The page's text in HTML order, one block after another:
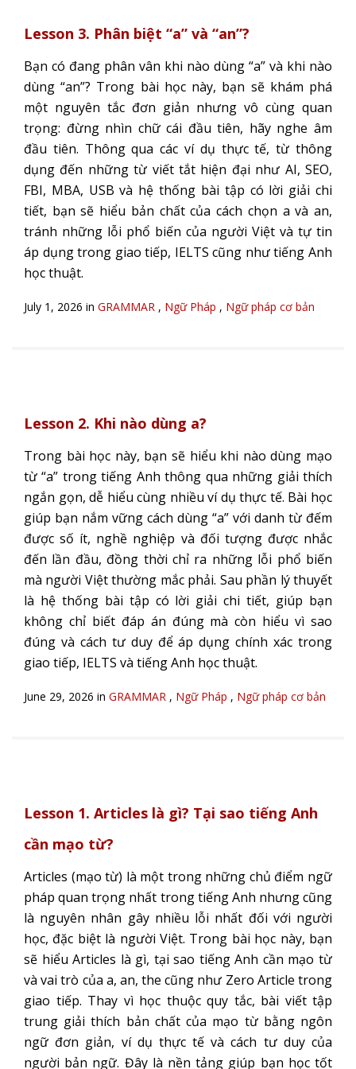
Lesson 3. Phân biệt “a” và “an”?
Bạn có đang phân vân khi nào dùng “a” và khi nào
dùng “an”? Trong bài học này, bạn sẽ khám phá
một nguyên tắc đơn giản nhưng vô cùng quan
trọng: đừng nhìn chữ cái đầu tiên, hãy nghe âm
đầu tiên. Thông qua các ví dụ thực tế, từ thông
dụng đến những từ viết tắt hiện đại như AI, SEO,
FBI, MBA, USB và hệ thống bài tập có lời giải chi
tiết, bạn sẽ hiểu bản chất của cách chọn a và an,
tránh những lỗi phổ biến của người Việt và tự tin
áp dụng trong giao tiếp, IELTS cũng như tiếng Anh
học thuật.
July 1, 2026 in GRAMMAR , Ngữ Pháp , Ngữ pháp cơ bản
Lesson 2. Khi nào dùng a?
Trong bài học này, bạn sẽ hiểu khi nào dùng mạo
từ “a” trong tiếng Anh thông qua những giải thích
ngắn gọn, dễ hiểu cùng nhiều ví dụ thực tế. Bài học
giúp bạn nắm vững cách dùng “a” với danh từ đếm
được số ít, nghề nghiệp và đối tượng được nhắc
đến lần đầu, đồng thời chỉ ra những lỗi phổ biến
mà người Việt thường mắc phải. Sau phần lý thuyết
là hệ thống bài tập có lời giải chi tiết, giúp bạn
không chỉ biết đáp án đúng mà còn hiểu vì sao
đúng và cách tư duy để áp dụng chính xác trong
giao tiếp, IELTS và tiếng Anh học thuật.
June 29, 2026 in GRAMMAR , Ngữ Pháp , Ngữ pháp cơ bản
Lesson 1. Articles là gì? Tại sao tiếng Anh
cần mạo từ?
Articles (mạo từ) là một trong những chủ điểm ngữ
pháp quan trọng nhất trong tiếng Anh nhưng cũng
là nguyên nhân gây nhiều lỗi nhất đối với người
học, đặc biệt là người Việt. Trong bài học này, bạn
sẽ hiểu Articles là gì, tại sao tiếng Anh cần mạo từ
và vai trò của a, an, the cũng như Zero Article trong
giao tiếp. Thay vì học thuộc quy tắc, bài viết tập
trung giải thích bản chất của mạo từ bằng ngôn
ngữ đơn giản, ví dụ thực tế và cách tư duy của
người bản ngữ. Đây là nền tảng giúp bạn học tốt